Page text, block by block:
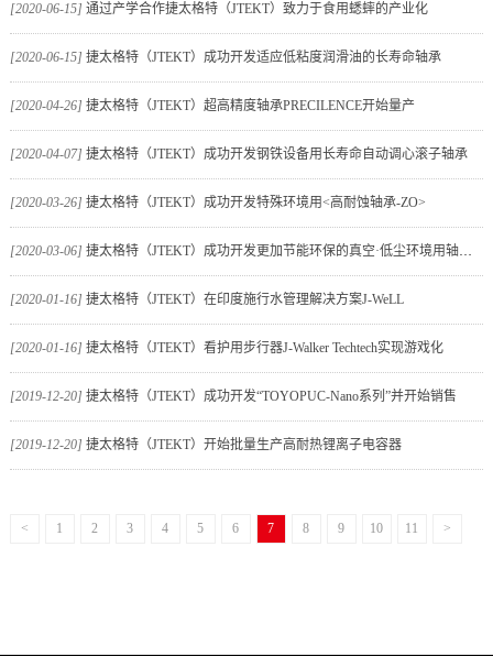
[2020-06-15] 通过产学合作捷太格特（JTEKT）致力于食用蟋蟀的产业化
[2020-06-15] 捷太格特（JTEKT）成功开发适应低粘度润滑油的长寿命轴承
[2020-04-26] 捷太格特（JTEKT）超高精度轴承PRECILENCE开始量产
[2020-04-07] 捷太格特（JTEKT）成功开发钢铁设备用长寿命自动调心滚子轴承
[2020-03-26] 捷太格特（JTEKT）成功开发特殊环境用<高耐蚀轴承-ZO>
[2020-03-06] 捷太格特（JTEKT）成功开发更加节能环保的真空·低尘环境用轴承EXSEV-EX（EXSEV
[2020-01-16] 捷太格特（JTEKT）在印度施行水管理解决方案J-WeLL
[2020-01-16] 捷太格特（JTEKT）看护用步行器J-Walker Techtech实现游戏化
[2019-12-20] 捷太格特（JTEKT）成功开发“TOYOPUC-Nano系列”并开始销售
[2019-12-20] 捷太格特（JTEKT）开始批量生产高耐热锂离子电容器
< 1 2 3 4 5 6 7 8 9 10 11 >